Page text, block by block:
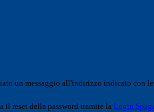
un messaggio all'indirizzo indicato con
il reset della password tramite la Login